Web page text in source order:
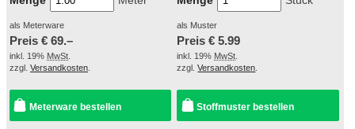
als Meterware
Preis € 69.–
inkl. 19% MwSt
zzgl. Versandkosten
Meterware bestellen
als Muster
Preis €5.99
inkl. 19% MwSt
zzgl.Versandkosten
Stoffmuster bestellen